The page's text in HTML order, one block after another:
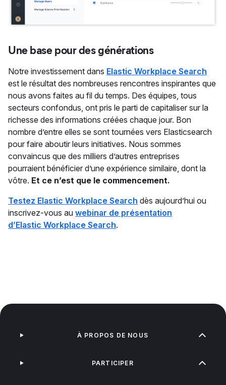
Une base pour des générations
Notre investissement dans Elastic Workplace Search
est le résultat des nombreuses rencontres inspirantes que
nous avons faites au fil du temps. Des équipes, tous
secteurs confondus, ont pris le parti de capitaliser sur la
richesse des informations créées chaque jour. Bon
nombre d’entre elles se sont tournées vers Elasticsearch
pour faire aboutir leurs initiatives. Nous sommes
convaincus que des milliers d’autres entreprises
pourraient bénéficier d’une expérience similaire, dont la
vôtre. Et ce n’est que le commencement.
Testez Elastic Workplace Search dès aujourd’hui ou
inscrivez-vous au webinar de présentation
d’Elastic Workplace Search.
À PROPOS DE NOUS
PARTICIPER